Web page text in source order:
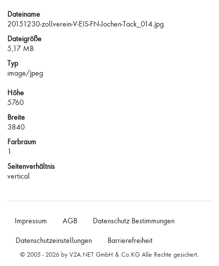
Dateiname
20151230-zollverein-V-EIS-FN-Jochen-Tack_014.jpg
Dateigröße
5,17 MB
Typ
image/jpeg
Höhe
5760
Breite
3840
Farbraum
1
Seitenverhältnis
vertical
Impressum AGB Datenschutz Bestimmungen
Datenschutzeinstellungen Barrierefreiheit
© 2005 - 2026 by V2A.NET GmbH & Co.KG Alle Rechte gesichert.